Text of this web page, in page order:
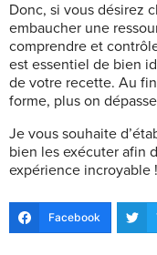
Donc, si vous désirez
embaucher une
comprendre et
est essentiel de bien
de votre recette. Au
forme, plus on
Je vous souhaite
bien les exécuter afin
expérience incroyable !
Facebook